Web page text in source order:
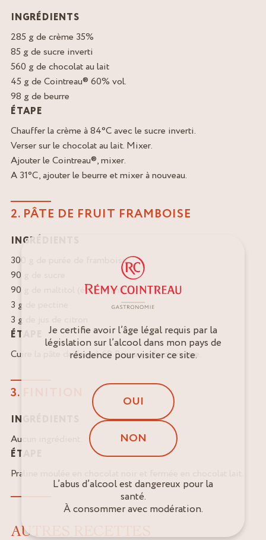
INGRÉDIENTS
285 g de crème 35%
85 g de sucre inverti
560 g de chocolat au lait
45 g de Cointreau® 60% vol.
98 g de beurre
ÉTAPE
Chauffer la crème à 84°C avec le sucre inverti.
Verser sur le chocolat au lait. Mixer.
Ajouter le Cointreau®, mixer.
A 31°C, ajouter le beurre et mixer à nouveau.
2. PÂTE DE FRUIT FRAMBOISE
INGRÉDIENTS
300 g de purée de framboise
90 g de sucre
90 g de maltitol (édulcorant)
3 g de pectine
3 g de jus de citron
ÉTAPE
Cuire la pâte de fruit à 69 Brix au réfractomètre.
3. FINITION
INGRÉDIENTS
Aucun ingrédient.
ÉTAPE
Praline moulée en chocolat noir et fermée en chocolat lait.
AUTRES RECETTES
Je certifie avoir l’âge légal requis par la
législation sur l’alcool dans mon pays de
résidence pour visiter ce site.
OUI
NON
L’abus d’alcool est dangereux pour la
santé.
À consommer avec modération.